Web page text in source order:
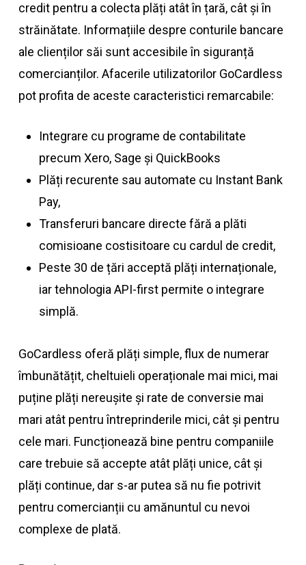
credit pentru a colecta plăți atât în ​​​​țară, cât și în
străinătate. Informațiile despre conturile bancare
ale clienților săi sunt accesibile în siguranță
comercianților. Afacerile utilizatorilor GoCardless
pot profita de aceste caracteristici remarcabile:
Integrare cu programe de contabilitate
precum Xero, Sage și QuickBooks
Plăți recurente sau automate cu Instant Bank
Pay,
Transferuri bancare directe fără a plăti
comisioane costisitoare cu cardul de credit,
Peste 30 de țări acceptă plăți internaționale,
iar tehnologia API-first permite o integrare
simplă.
GoCardless oferă plăți simple, flux de numerar
îmbunătățit, cheltuieli operaționale mai mici, mai
puține plăți nereușite și rate de conversie mai
mari atât pentru întreprinderile mici, cât și pentru
cele mari. Funcționează bine pentru companiile
care trebuie să accepte atât plăți unice, cât și
plăți continue, dar s-ar putea să nu fie potrivit
pentru comercianții cu amănuntul cu nevoi
complexe de plată.